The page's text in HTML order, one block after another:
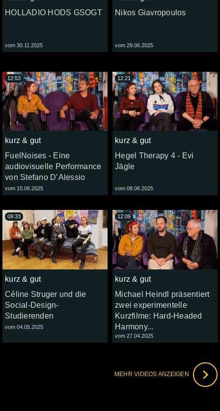
HOLLADIO HODS GSOGT
vom 30.11.2025
Nikos Giavropoulos
vom 29.06.2025
kurz & gut
FuelNoises - Eine
audiovisuelle Performance
von Stefano D’Alessio
vom 15.06.2025
12:53
kurz & gut
Hegel Therapy 4 - Evi
Jägle
vom 08.06.2025
12:21
kurz & gut
Céline Struger und die
Social-Design-
Studierenden
vom 04.05.2025
09:33
kurz & gut
Michael Heindl präsentiert
zwei experimentelle
Kurzfilme: Hard-Headed
Harmony...
vom 27.04.2025
12:09
MEHR VIDEOS ANZEIGEN